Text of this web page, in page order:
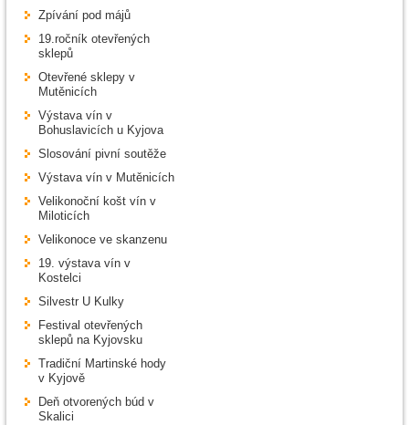
Zpívání pod májů
19.ročník otevřených
sklepů
Otevřené sklepy v
Mutěnicích
Výstava vín v
Bohuslavicích u Kyjova
Slosování pivní soutěže
Výstava vín v Mutěnicích
Velikonoční košt vín v
Miloticích
Velikonoce ve skanzenu
19. výstava vín v
Kostelci
Silvestr U Kulky
Festival otevřených
sklepů na Kyjovsku
Tradiční Martinské hody
v Kyjově
Deň otvorených búd v
Skalici